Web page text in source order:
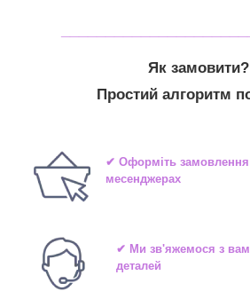
Як замовити?
Простий алгоритм
✔ Оформіть
месенджерах
✔ Ми зв'яжемося з
деталей